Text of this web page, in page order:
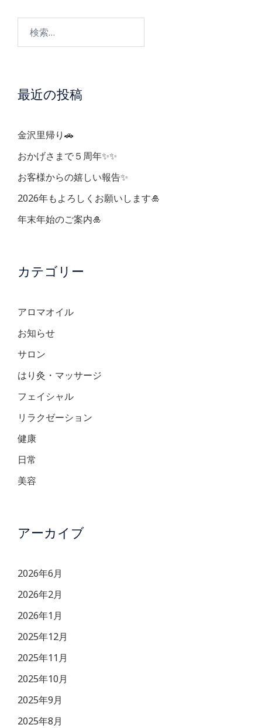
ゲ
シ
ョ
ン
最近の投稿
金沢里帰り🚗
おかげさまで５周年✨✨
お客様からの嬉しい報告✨
2026年もよろしくお願いします🎍
年末年始のご案内🎍
カテゴリー
アロマオイル
お知らせ
サロン
はり灸・マッサージ
フェイシャル
リラクゼーション
健康
日常
美容
アーカイブ
2026年6月
2026年2月
2026年1月
2025年12月
2025年11月
2025年10月
2025年9月
2025年8月